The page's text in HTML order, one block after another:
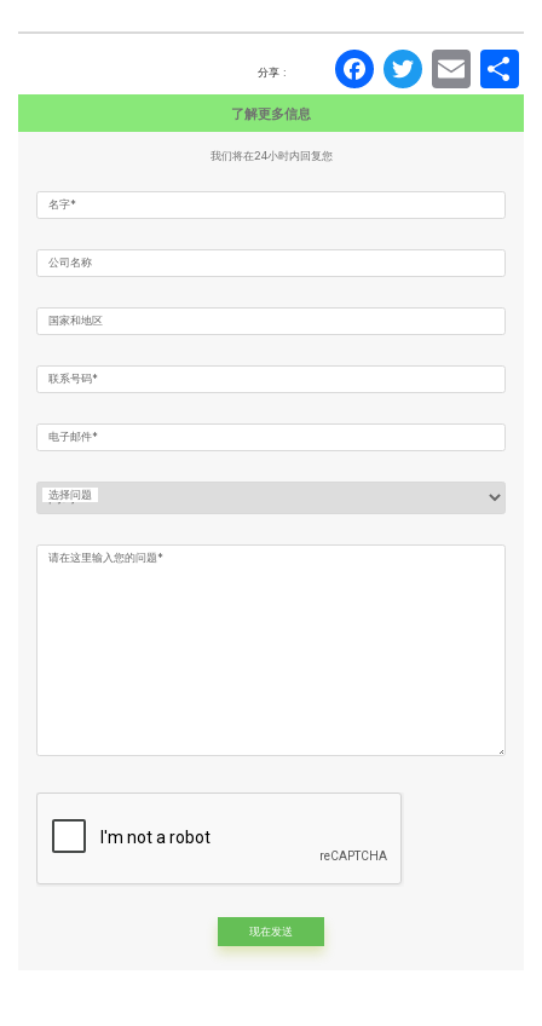
分享 :
了解更多信息
我们将在24小时内回复您
名字*
公司名称
国家和地区
联系号码*
电子邮件*
选择问题
请在这里输入您的问题*